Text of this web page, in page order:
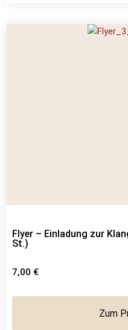
Flyer – Einladung zur
St.)
7,00 €
Zum